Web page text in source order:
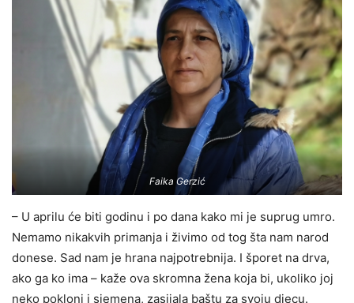
Faika Gerzić
– U aprilu će biti godinu i po dana kako mi je suprug umro.
Nemamo nikakvih primanja i živimo od tog šta nam narod
donese. Sad nam je hrana najpotrebnija. I šporet na drva,
ako ga ko ima – kaže ova skromna žena koja bi, ukoliko joj
neko pokloni i sjemena, zasijala baštu za svoju djecu.